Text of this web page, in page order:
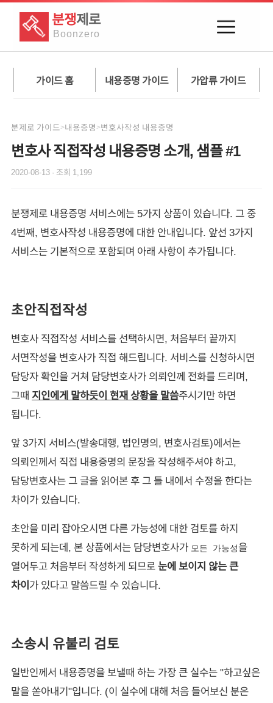
분쟁제로
Boonzero
가이드 홈 내용증명 가이드 가압류 가이드
분제로 가이드>내용증명>변호사작성 내용증명
변호사 직접작성 내용증명 소개, 샘플 #1
2020-08-13 · 조회 1,199
분쟁제로 내용증명 서비스에는 5가지 상품이 있습니다. 그 중
4번째, 변호사작성 내용증명에 대한 안내입니다. 앞선 3가지
서비스는 기본적으로 포함되며 아래 사항이 추가됩니다.
초안직접작성
변호사 직접작성 서비스를 선택하시면, 처음부터 끝까지
서면작성을 변호사가 직접 해드립니다. 서비스를 신청하시면
담당자 확인을 거쳐 담당변호사가 의뢰인께 전화를 드리며,
그때 지인에게 말하듯이 현재 상황을 말씀주시기만 하면
됩니다.
앞 3가지 서비스(발송대행, 법인명의, 변호사검토)에서는
의뢰인께서 직접 내용증명의 문장을 작성해주셔야 하고,
담당변호사는 그 글을 읽어본 후 그 틀 내에서 수정을 한다는
차이가 있습니다.
초안을 미리 잡아오시면 다른 가능성에 대한 검토를 하지
못하게 되는데, 본 상품에서는 담당변호사가 모든 가능성을
열어두고 처음부터 작성하게 되므로눈에 보이지 않는 큰
차이가 있다고 말씀드릴 수 있습니다.
소송시 유불리 검토
일반인께서 내용증명을 보낼때 하는 가장 큰 실수는 "하고싶은
말을 쏟아내기"입니다. (이 실수에 대해 처음 들어보신 분은